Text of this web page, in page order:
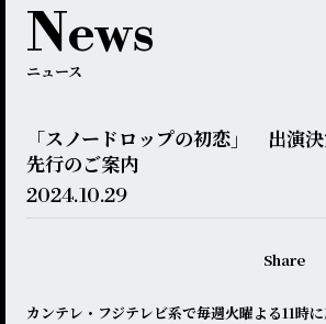
News
ニュース
「スノードロップの初恋」 出演
先⾏のご案内
2024.10.29
カンテレ・フジテレビ系で毎週火曜よる11時